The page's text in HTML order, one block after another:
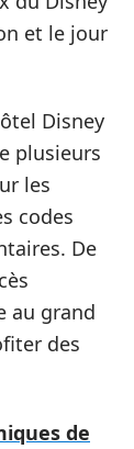
et le jour
Disney
plusieurs
les
codes
De
au grand
des
de